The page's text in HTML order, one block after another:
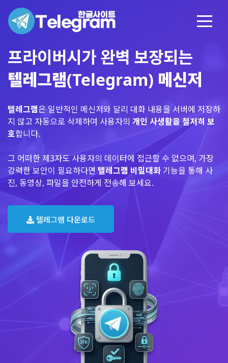
프라이버시가 완벽 보장되는
텔레그램(Telegram) 메신저
텔레그램은 일반적인 메신저와 달리 대화 내용을 서버에 저장하
지 않고 자동으로 삭제하여 사용자의 개인 사생활을 철저히 보
호합니다.
그 어떠한 제3자도 사용자의 데이터에 접근할 수 없으며, 가장
강력한 보안이 필요하다면 텔레그램 비밀대화 기능을 통해 사
진, 동영상, 파일을 안전하게 전송해 보세요.
텔레그램 다운로드